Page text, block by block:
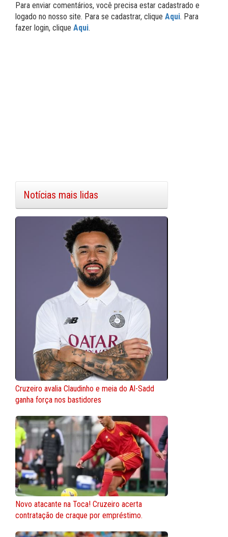
Para enviar comentários, você precisa estar cadastrado e
logado no nosso site. Para se cadastrar, clique Aqui. Para
fazer login, clique Aqui.
Notícias mais lidas
Cruzeiro avalia Claudinho e meia do Al-Sadd
ganha força nos bastidores
Novo atacante na Toca! Cruzeiro acerta
contratação de craque por empréstimo.